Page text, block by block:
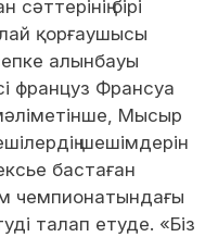
сәттерінің бірі
қорғаушысы
алынбауы
француз Франсуа
Мысыр
шешімдерін
бастаған
чемпионатындағы
талап етуде. «Біз